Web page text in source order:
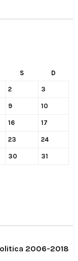
S D
2 3
9 10
16 17
23 24
30 31
2006-2018